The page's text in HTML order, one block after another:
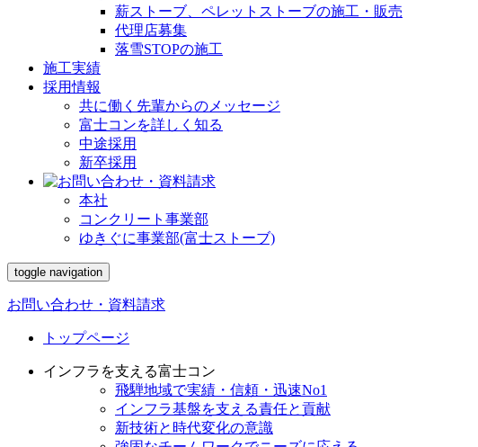
薪ストーブ、ペレットストーブの施工・販売
代理店募集
落雪STOPの施工
施工実績
採用情報
共に働く先輩からのメッセージ
富士コンを詳しく知る
中途採用
新卒採用
本社
コンクリート事業部
ゆきぐに事業部(富士ストーブ)
toggle navigation
お問い合わせ・資料請求
トップページ
インフラを支える富士コン
飛騨地域で実績・信頼・迅速No1
インフラ基盤を支える責任と貢献
新技術と時代変化の意識